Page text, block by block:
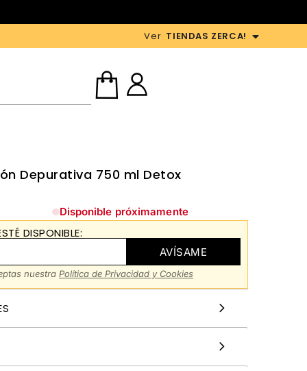
Ver TIENDAS ZERCA!
Depurativa 750 ml Detox
Disponible próximamente
DISPONIBLE:
AVÍSAME
nuestra Política de Privacidad y Cookies